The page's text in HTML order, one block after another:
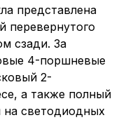
представлена
перевернутого
сзади. За
4-поршневые
2-
а также полный
на светодиодных